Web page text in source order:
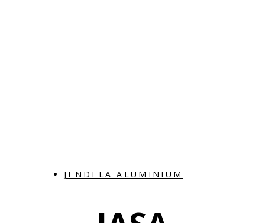
JENDELA ALUMINIUM